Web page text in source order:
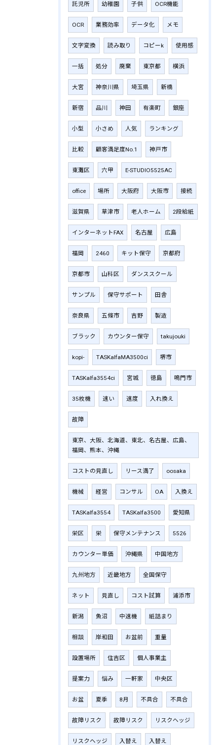
託児所 幼稚園 子供 OCR機能
OCR 業務効率 データ化 メモ
文字変換 読み取り コピーk 使用感
一括 処分 廃棄 東京都 横浜
大宮 神奈川県 埼玉県 新橋
新宿 品川 神田 有楽町 銀座
小型 小さめ 人気 ランキング
比較 顧客満足度No.1 神戸市
東灘区 六甲 E-STUDIO5525AC
office 場所 大阪府 大阪市 接続
滋賀県 草津市 老人ホーム 2段給紙
インターネットFAX 名古屋 広島
福岡 2460 キット保守 京都府
京都市 山科区 ダンススクール
サンプル 保守サポート 田舎
奈良県 五條市 吉野 製造
ブラック カウンター保守 takujouki
kopi- TASKalfaMA3500ci 堺市
TASKalfa3554ci 宮城 徳島 鳴門市
35枚機 速い 速度 入れ換え
故障
東京、大阪、北海道、東北、名古屋、広島、
福岡、熊本、沖縄
コストの見直し リース満了 oosaka
機械 経営 コンサル OA 入換え
TASKalfa3554 TASKalfa3500 愛知県
栄区 栄 保守メンテナンス 5526
カウンター単価 沖縄県 中国地方
九州地方 近畿地方 全国保守
ネット 見直し コスト試算 浦添市
新潟 魚沼 中速機 紙詰まり
相談 岸和田 お盆前 重量
設置場所 住吉区 個人事業主
提案力 悩み 一軒家 中央区
お盆 夏季 8月 不具合 不具合
故障リスク 故障リスク リスクヘッジ
リスクヘッジ 入替え 入替え